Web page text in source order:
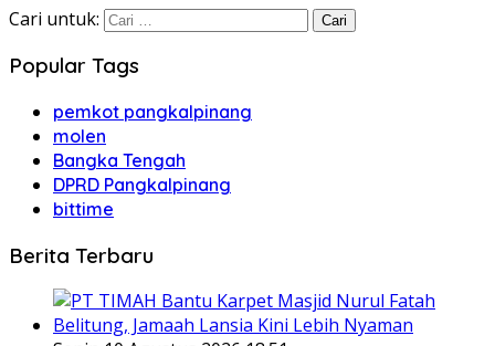
Cari untuk:
Popular Tags
pemkot pangkalpinang
molen
Bangka Tengah
DPRD Pangkalpinang
bittime
Berita Terbaru